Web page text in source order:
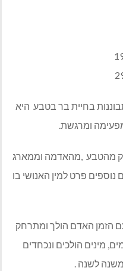
בחיית בר בטבע היא
ומרגשת.
מהטבע ,מהאדמה וממארג
נוספים פרט למין האנושי בו
הזמן האדם הולך ומתרחק
מינים הולכים ונכחדים
משנה לשנה .